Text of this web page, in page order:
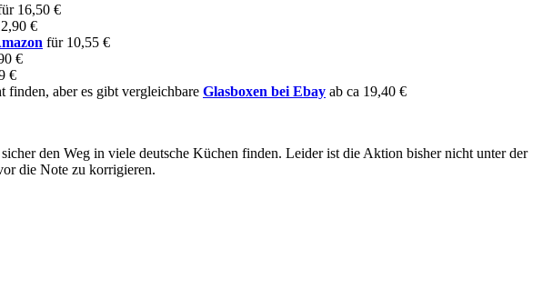
16,50 €
€
für 10,55 €
€
€
aber es gibt vergleichbare Glasboxen bei Ebay ab ca 19,40 €
den Weg in viele deutsche Küchen finden. Leider ist die Aktion bisher nicht unter der
die Note zu korrigieren.